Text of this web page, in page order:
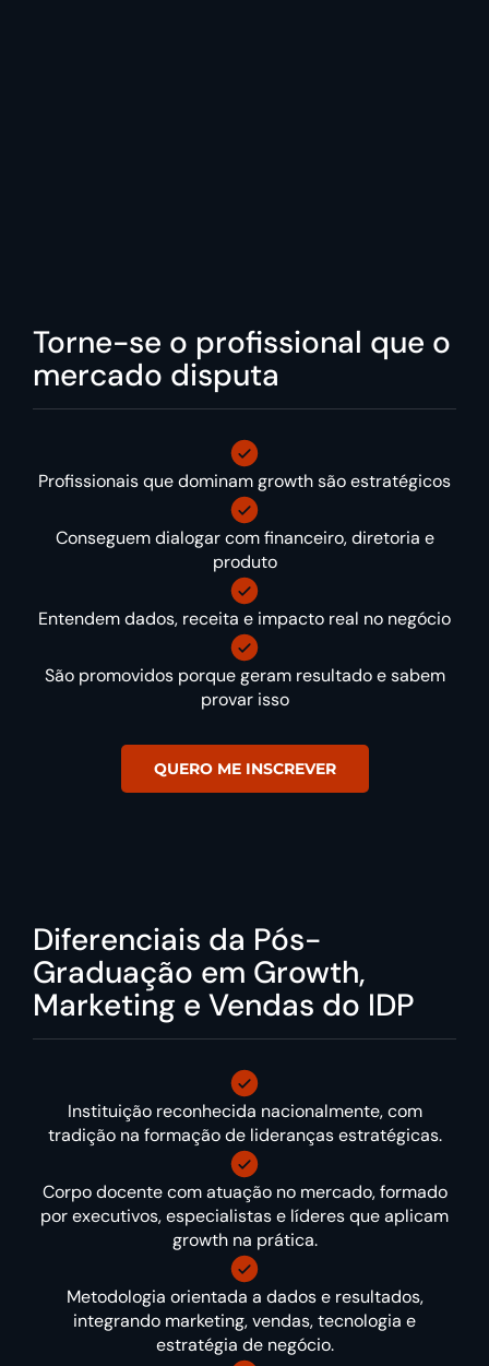
Torne-se o profissional que o
mercado disputa
Profissionais que dominam growth são estratégicos
Conseguem dialogar com financeiro, diretoria e
produto
Entendem dados, receita e impacto real no negócio
São promovidos porque geram resultado e sabem
provar isso
QUERO ME INSCREVER
Diferenciais da Pós-
Graduação em Growth,
Marketing e Vendas do IDP
Instituição reconhecida nacionalmente, com
tradição na formação de lideranças estratégicas.
Corpo docente com atuação no mercado, formado
por executivos, especialistas e líderes que aplicam
growth na prática.
Metodologia orientada a dados e resultados,
integrando marketing, vendas, tecnologia e
estratégia de negócio.